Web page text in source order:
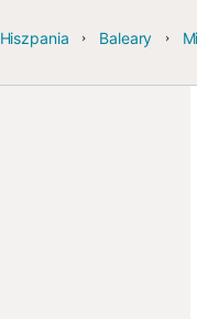
Hiszpania Baleary